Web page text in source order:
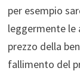
per esempio
leggermente le
prezzo della
fallimento del